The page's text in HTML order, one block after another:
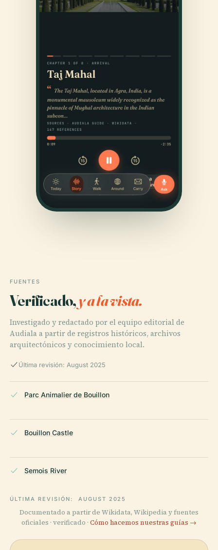
FUENTES
Verificado,y a la vista.
Investigado y redactado por el equipo editorial de
Audiala a partir de registros históricos, archivos
arquitectónicos y conocimiento local.
Última revisión: August 2025
Parc Animalier de Bouillon
Bouillon Castle
Semois River
ÚLTIMA REVISIÓN: AUGUST 2025
Documentado a partir de Wikidata, Wikipedia y fuentes
oficiales · verificado · Cómo hacemos nuestras guías →